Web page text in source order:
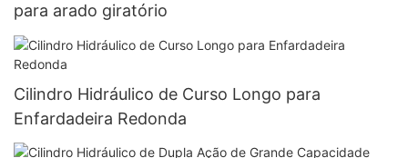
para arado giratório
Cilindro Hidráulico de Curso Longo para
Enfardadeira Redonda